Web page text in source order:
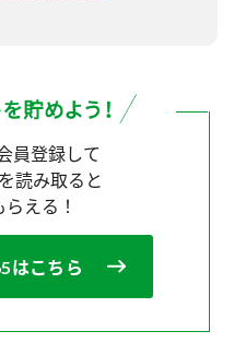
員登録して
読み取ると
える！
はこちら